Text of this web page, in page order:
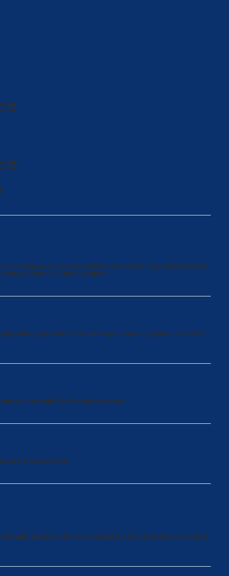
せ
せ
交野市 寝屋川市 守口市 門真市 四條畷市 大東市 東大阪市 八尾市 柏原市 和泉市 高石
藤井寺市 富田林市 大阪狭山市 河内長野市
路市 相生市 赤穂市 宍粟市たつの市 豊岡市 養父市 朝来市 丹波篠山市 丹波市 洲本市
岡京市 八幡市 京田辺市 京丹後市 南丹市木津川市
駒市 香芝市 葛城市 宇陀市
区 大田区 世田谷区 渋谷区 中野区 杉並区 豊島区 北区 荒川区 板橋区 練馬区 足立区 葛